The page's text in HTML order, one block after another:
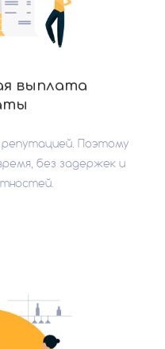
выплата
Поэтому
без задержек и